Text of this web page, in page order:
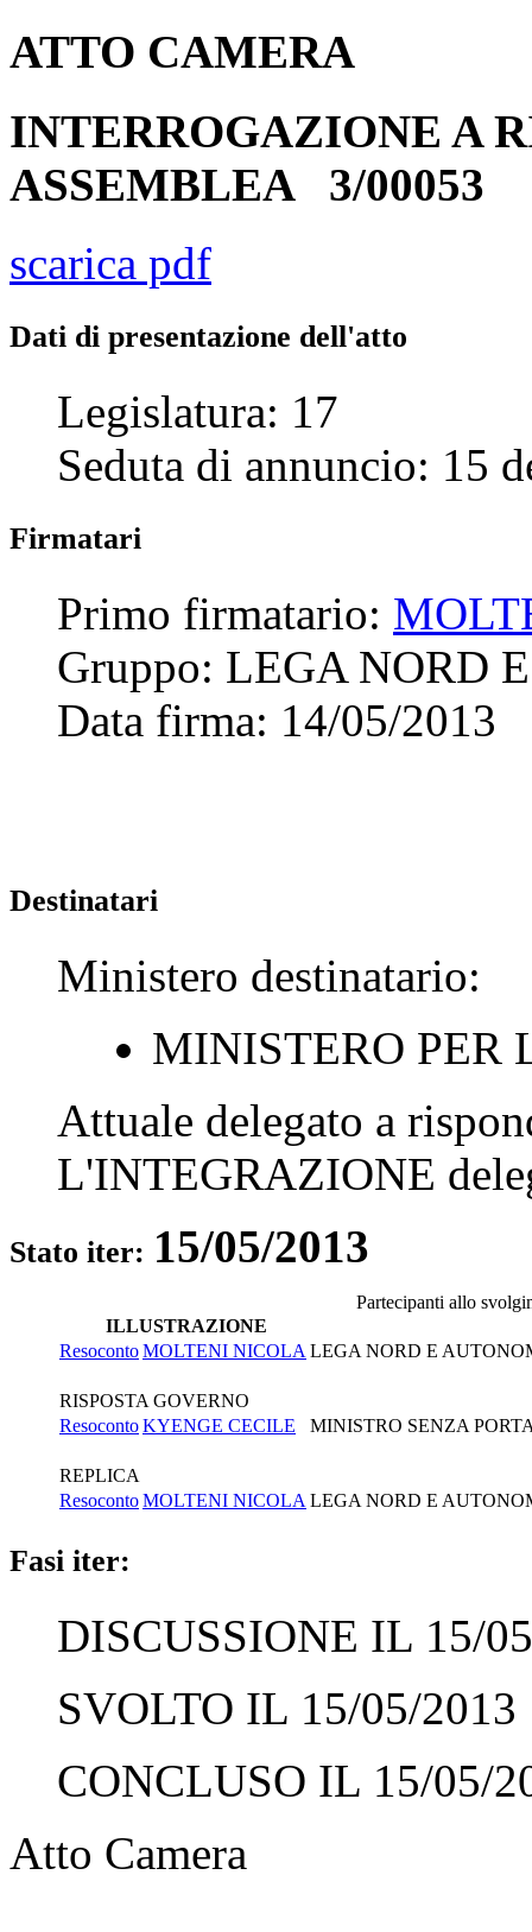
ATTO CAMERA
INTERROGAZIONE A
ASSEMBLEA 3/00053
scarica pdf
Dati di presentazione dell'atto
Legislatura: 17
Seduta di annuncio: 15
Firmatari
Primo firmatario:
Gruppo: LEGA NORD
Data firma: 14/05/2013
Destinatari
Ministero destinatario:
MINISTERO PER
Attuale delegato a
L'INTEGRAZIONE
Stato iter: 15/05/2013
Partecipanti allo
ILLUSTRAZIONE
ResocontoMOLTENI NICOLA LEGA NORD E
RISPOSTA GOVERNO
ResocontoKYENGE CECILE MINISTRO SENZA
REPLICA
ResocontoMOLTENI NICOLA LEGA NORD E
Fasi iter:
DISCUSSIONE IL 15/
SVOLTO IL 15/05/2013
CONCLUSO IL 15/05/
Atto Camera